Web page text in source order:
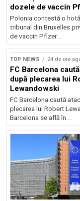
dozele de vaccin
Polonia contestă o
tribunal din Bruxelles
de vaccin Pfizer...
TOP NEWS 24 de ore
FC Barcelona
după plecarea lui
Lewandowski
FC Barcelona caută
plecarea lui Robert
Barcelona se află în...